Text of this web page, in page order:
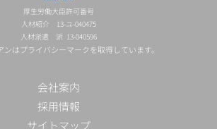
厚生労働大臣許可番号
人材紹介 13-ユ-040475
人材派遣 派 13-040596
ンはプライバシーマークを取得しています。
会社案内
採用情報
サイトマップ